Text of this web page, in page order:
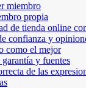
miembro
propia
de tienda online
confianza y
como el mejor
y fuentes
de las